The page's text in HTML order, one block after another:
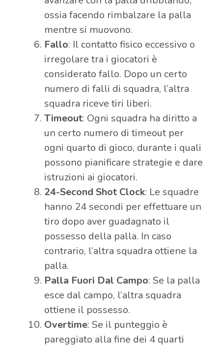
ossia facendo rimbalzare la palla
mentre si muovono.
Fallo: Il contatto fisico eccessivo o
irregolare tra i giocatori è
considerato fallo. Dopo un certo
numero di falli di squadra, l’altra
squadra riceve tiri liberi.
Timeout: Ogni squadra ha diritto a
un certo numero di timeout per
ogni quarto di gioco, durante i quali
possono pianificare strategie e dare
istruzioni ai giocatori.
24-Second Shot Clock: Le squadre
hanno 24 secondi per effettuare un
tiro dopo aver guadagnato il
possesso della palla. In caso
contrario, l’altra squadra ottiene la
palla.
Palla Fuori Dal Campo: Se la palla
esce dal campo, l’altra squadra
ottiene il possesso.
Overtime: Se il punteggio è
pareggiato alla fine dei 4 quarti